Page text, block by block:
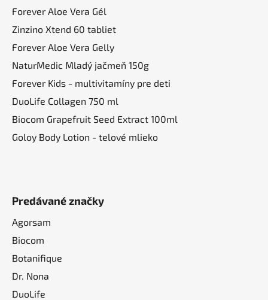
Forever Aloe Vera Gél
Zinzino Xtend 60 tabliet
Forever Aloe Vera Gelly
NaturMedic Mladý jačmeň 150g
Forever Kids - multivitamíny pre deti
DuoLife Collagen 750 ml
Biocom Grapefruit Seed Extract 100ml
Goloy Body Lotion - telové mlieko
Predávané značky
Agorsam
Biocom
Botanifique
Dr. Nona
DuoLife